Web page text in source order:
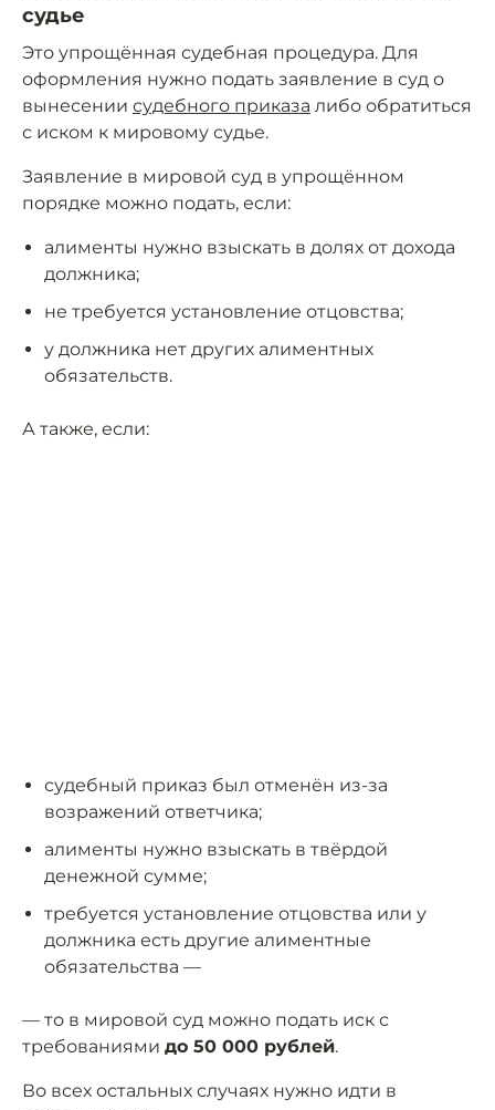
судье
Это упрощённая судебная процедура. Для
оформления нужно подать заявление в суд о
вынесении судебного приказа либо обратиться
с иском к мировому судье.
Заявление в мировой суд в упрощённом
порядке можно подать, если:
алименты нужно взыскать в долях от дохода
должника;
не требуется установление отцовства;
у должника нет других алиментных
обязательств.
А также, если:
судебный приказ был отменён из-за
возражений ответчика;
алименты нужно взыскать в твёрдой
денежной сумме;
требуется установление отцовства или у
должника есть другие алиментные
обязательства —
— то в мировой суд можно подать иск с
требованиями до 50 000 рублей.
Во всех остальных случаях нужно идти в